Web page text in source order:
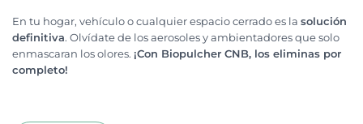
En tu hogar, vehículo o cualquier espacio cerrado es la solución
definitiva. Olvídate de los aerosoles y ambientadores que solo
enmascaran los olores. ¡Con Biopulcher CNB, los eliminas por
completo!